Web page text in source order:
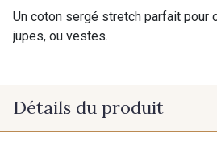
Un coton sergé stretch parfait pour
jupes, ou vestes.
Détails du produit